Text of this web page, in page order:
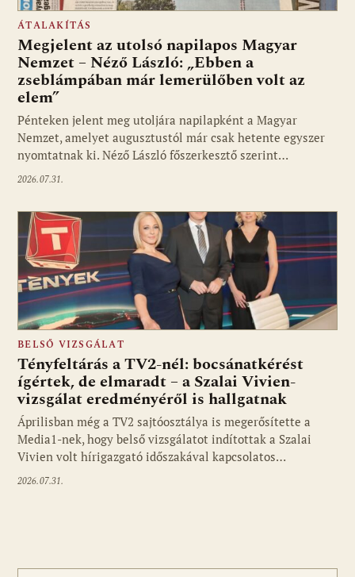
ÁTALAKÍTÁS
Megjelent az utolsó napilapos Magyar
Nemzet – Néző László: „Ebben a
zseblámpában már lemerülőben volt az
elem”
Pénteken jelent meg utoljára napilapként a Magyar
Nemzet, amelyet augusztustól már csak hetente egyszer
nyomtatnak ki. Néző László főszerkesztő szerint…
2026.07.31.
BELSŐ VIZSGÁLAT
Tényfeltárás a TV2-nél: bocsánatkérést
ígértek, de elmaradt – a Szalai Vivien-
vizsgálat eredményéről is hallgatnak
Áprilisban még a TV2 sajtóosztálya is megerősítette a
Media1-nek, hogy belső vizsgálatot indítottak a Szalai
Vivien volt hírigazgató időszakával kapcsolatos…
2026.07.31.